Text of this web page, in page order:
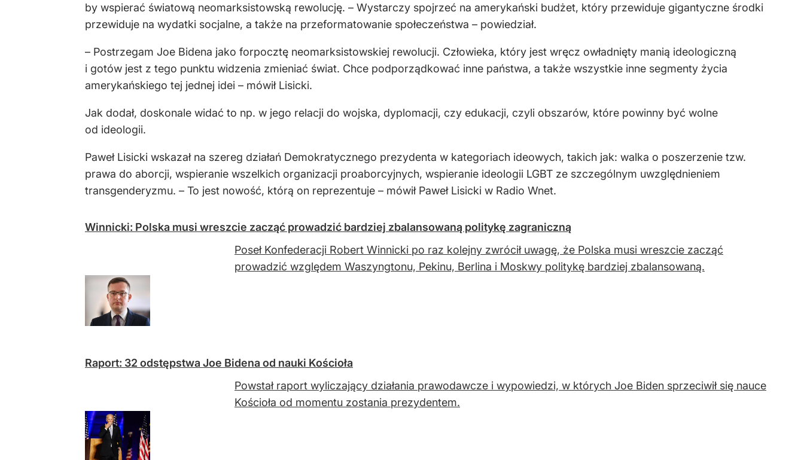
by wspierać światową neomarksistowską rewolucję. – Wystarczy spojrzeć na amerykański budżet, który przewiduje gigantyczne środki
przewiduje na wydatki socjalne, a także na przeformatowanie społeczeństwa – powiedział.
– Postrzegam Joe Bidena jako forpocztę neomarksistowskiej rewolucji. Człowieka, który jest wręcz owładnięty manią ideologiczną
i gotów jest z tego punktu widzenia zmieniać świat. Chce podporządkować inne państwa, a także wszystkie inne segmenty życia
amerykańskiego tej jednej idei – mówił Lisicki.
Jak dodał, doskonale widać to np. w jego relacji do wojska, dyplomacji, czy edukacji, czyli obszarów, które powinny być wolne
od ideologii.
Paweł Lisicki wskazał na szereg działań Demokratycznego prezydenta w kategoriach ideowych, takich jak: walka o poszerzenie tzw.
prawa do aborcji, wspieranie wszelkich organizacji proaborcyjnych, wspieranie ideologii LGBT ze szczególnym uwzględnieniem
transgenderyzmu. – To jest nowość, którą on reprezentuje – mówił Paweł Lisicki w Radio Wnet.
Winnicki: Polska musi wreszcie zacząć prowadzić bardziej zbalansowaną politykę zagraniczną
Poseł Konfederacji Robert Winnicki po raz kolejny zwrócił uwagę, że Polska musi wreszcie zacząć
prowadzić względem Waszyngtonu, Pekinu, Berlina i Moskwy politykę bardziej zbalansowaną.
Raport: 32 odstępstwa Joe Bidena od nauki Kościoła
Powstał raport wyliczający działania prawodawcze i wypowiedzi, w których Joe Biden sprzeciwił się nauce
Kościoła od momentu zostania prezydentem.